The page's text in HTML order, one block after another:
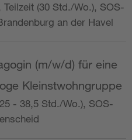
(30 Std./Wo.), SOS-
an der Havel
(m/w/d) für eine
Kleinstwohngruppe
- 38,5 Std./Wo.), SOS-